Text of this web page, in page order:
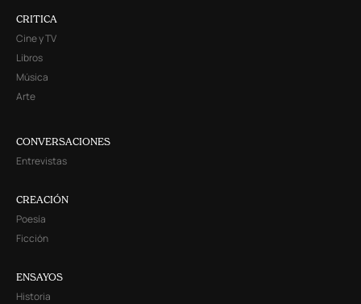
CRITICA
Cine y TV
Libros
Música
Arte
CONVERSACIONES
Entrevistas
CREACIÓN
Poesía
Ficción
ENSAYOS
Historia